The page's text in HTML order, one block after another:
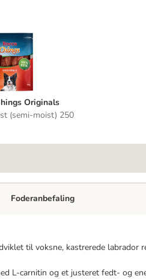
Originals
Originals
(semi-moist) 250
til voksne, kastrerede labrador
L-carnitin og et justeret fedt- og
Foderanbefaling